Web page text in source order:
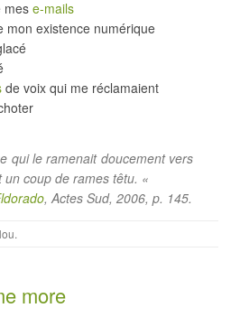
mes e-mails
mon existence numérique
de voix qui me réclamaient
qui le ramenait doucement vers
un coup de rames têtu. «
, Actes Sud, 2006, p. 145.
.
more